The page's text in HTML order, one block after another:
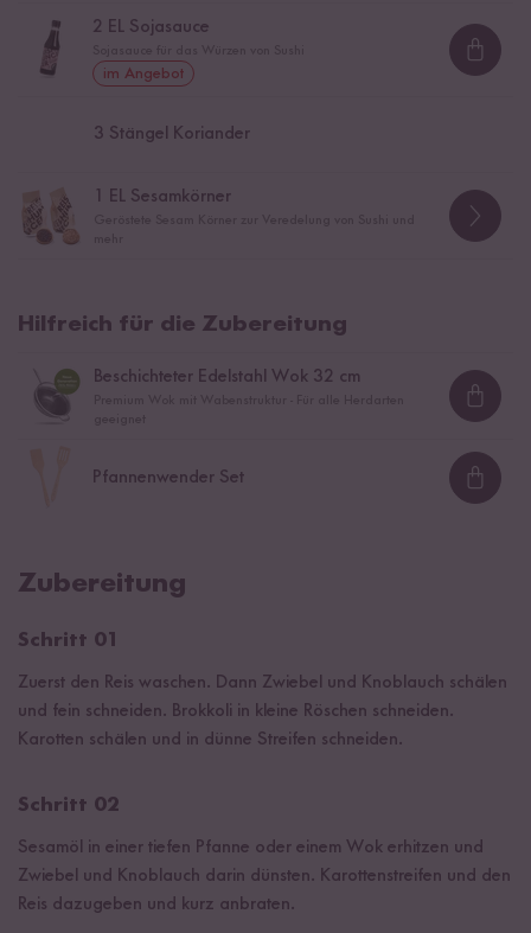
2 EL Sojasauce
im Angebot
3 Stängel Koriander
EL Sesamkörner
Hilfreich für die Zubereitung
Beschichteter Edelstahl Wok 32 cm
Pfannenwender Set
Zubereitung
Schritt 01
Zuerst den Reis waschen. Dann Zwiebel und Knoblauch schälen
und fein schneiden. Brokkoli in kleine Röschen schneiden.
Karotten schälen und in dünne Streifen schneiden.
Schritt 02
Sesamöl in einer tiefen Pfanne oder einem Wok erhitzen und
Zwiebel und Knoblauch darin dünsten. Karottenstreifen und den
Reis dazugeben und kurz anbraten.